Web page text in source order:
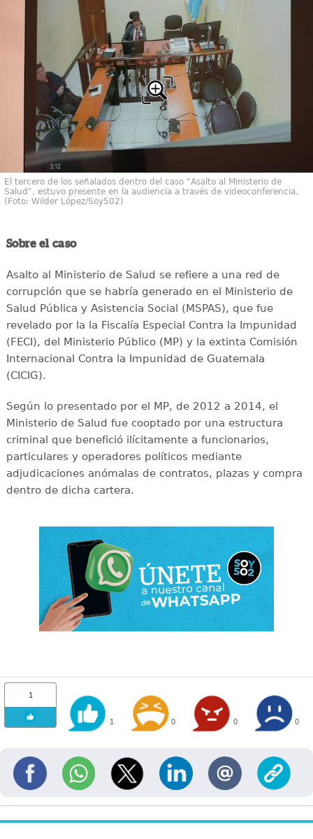
El tercero de los señalados dentro del caso "Asalto al Ministerio de
Salud", estuvo presente en la audiencia a través de videoconferencia.
(Foto: Wilder López/Soy502)
Sobre el caso
Asalto al Ministerio de Salud se refiere a una red de
corrupción que se habría generado en el Ministerio de
Salud Pública y Asistencia Social (MSPAS), que fue
revelado por la la Fiscalía Especial Contra la Impunidad
(FECI), del Ministerio Público (MP) y la extinta Comisión
Internacional Contra la Impunidad de Guatemala
(CICIG).
Según lo presentado por el MP, de 2012 a 2014, el
Ministerio de Salud fue cooptado por una estructura
criminal que benefició ilícitamente a funcionarios,
particulares y operadores políticos mediante
adjudicaciones anómalas de contratos, plazas y compra
dentro de dicha cartera.
1
1 0 0 0